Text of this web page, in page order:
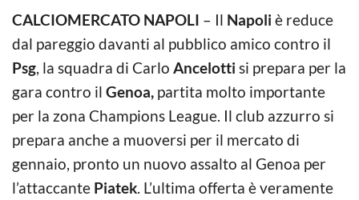
CALCIOMERCATO NAPOLI – Il Napoli è reduce
dal pareggio davanti al pubblico amico contro il
Psg, la squadra di Carlo Ancelotti si prepara per la
gara contro il Genoa, partita molto importante
per la zona Champions League. Il club azzurro si
prepara anche a muoversi per il mercato di
gennaio, pronto un nuovo assalto al Genoa per
l’attaccante Piatek. L’ultima offerta è veramente